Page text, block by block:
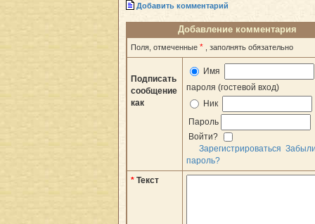
Добавить комментарий
Добавление комментария
Поля, отмеченные * , заполнять обязательно
Подписать
сообщение
как
Имя
пароля (гостевой вход)
Ник
Пароль
Войти?
Зарегистрироваться
пароль?
* Текст